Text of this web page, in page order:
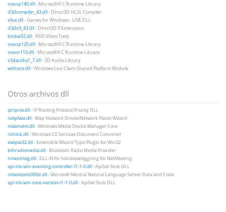
msvcp140.dll- Microsoft® C Runtime Library
d3dcompiler_43.dll- Direct3D HLSL Compiler
xlive.dll- Games for Windows - LIVE DLL
d3dx9_43.dll- Direct3D 9 Extensions
binkw32.dll- RAD Video Tools
msvcp120.dll- Microsoft® C Runtime Library
msvcr110.dll- Microsoft® C Runtime Library
x3daudio1_7.dll- 3D Audio Library
wldcore.dll- Windows Live Client Shared Platform Module
Otros archivos dll
iprtprio.dll- IP Routing Protocol Priority DLL
netplwiz.dll- Map Network Drives/Network Places Wizard
mswmdm.dll- Windows Media Device Manager Core
richink.dll- Windows CE Services Document Converter
xwtpw32.dll- Extensible Wizard Type Plugin for Win32
bthradiomedia.dll- Bluetooth Radio Media Provider
nmevtmsg.dll- DLL-fil för händelseloggning för NetMeeting
api-ms-win-eventing-controller-l1-1-0.dll- ApiSet Stub DLL
nlslexicons000d.dll- Microsoft Neutral Natural Language Server Data and Code
api-ms-win-core-version-l1-1-0.dll- ApiSet Stub DLL